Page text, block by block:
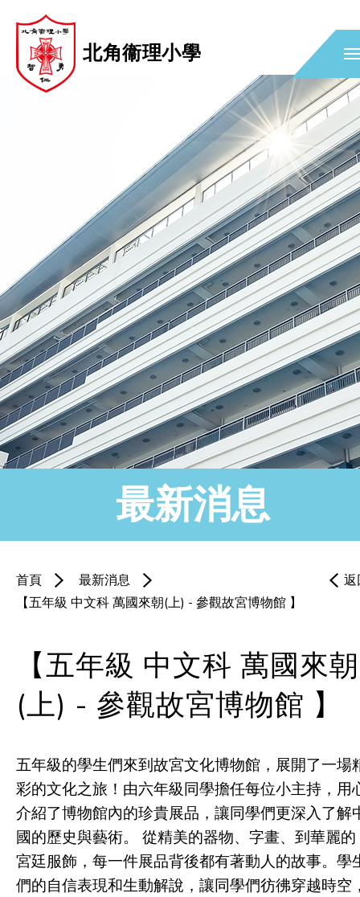
北角衞理小學
最新消息
返
首頁
最新消息
【五年級 中文科 萬國來朝(上) - 參觀故宮博物館 】
【五年級 中文科 萬國來朝
(上) - 參觀故宮博物館 】
五年級的學生們來到故宮文化博物館，展開了一場
彩的文化之旅！由六年級同學擔任每位小主持，用
介紹了博物館內的珍貴展品，讓同學們更深入了解
國的歷史與藝術。 從精美的器物、字畫、到華麗的
宮廷服飾，每一件展品背後都有著動人的故事。學
們的自信表現和生動解說，讓同學們彷彿穿越時空